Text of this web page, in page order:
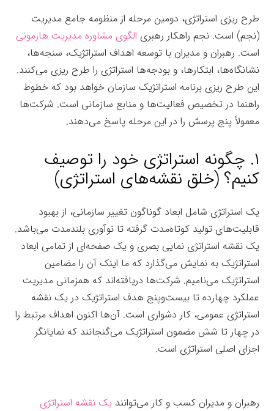
طرح ریزی استراتژی، دومین مرحله از منظومه جامع مدیریت
(نجم) است. نجم راهکار رهبری الگوی مشاوره مدیریت هارمونی
است. رهبران و مدیران با توسعه اهداف استراتژیک، سنجه‌ها،
نشانگاه‌ها، ابتکارها، و بودجه‌ها استراتژی را طرح ریزی می‌کنند.
این طرح ریزی برنامه استراتژیک سازمان خواهد بود که خطوط
راهنما در تخصیص فعالیت‌ها و منابع سازمانی است. شرکت‌ها
معمولاً پنج پرسش را در این مرحله پاسخ می‌دهند.
۱. چگونه استراتژی خود را توصیف
کنیم؟ (خلق نقشه‌های استراتژی)
یک استراتژی شامل ابعاد گوناگون تغییر سازمانی، از بهبود
قابلیت‌های تولید کوتاه‌مدت گرفته تا نوآوری بلندمدت می‌باشد.
یک نقشه استراتژی نمایی بصری و یک صفحه‌ای از تمامی ابعاد
استراتژیک به نمایش می‌گذارد که ما اینک آن را مضامین
استراتژیک می‌نامیم. شرکت‌ها دریافته‌اند که همزمانی مدیریت
عملکرد چهارده تا بیست‌وپنج هدف استراتژیک در یک نقشه
استراتژی عمومی، کار دشواری است. آن‌ها اکنون اهداف مرتبط را
در چهار تا شش مضمون استراتژیک می‌گنجانند که نمایانگر
اجزای اصلی استراتژی است.
رهبران و مدیران کسب و کار می‌توانند یک نقشه استراتژی